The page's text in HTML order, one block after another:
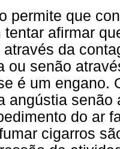
permite que
tentar afirmar
da
ou senão
é um engano.
angústia
do ar
cigarros